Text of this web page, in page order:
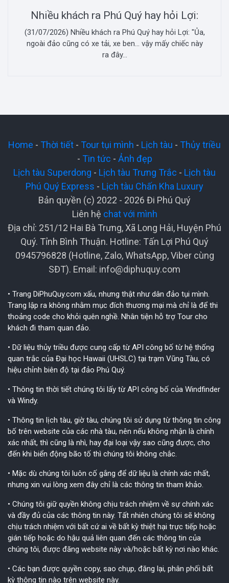
Nhiều khách ra Phú Quý hay hỏi Lợi:
(31/07/2026) Nhiều khách ra Phú Quý hay hỏi Lợi: "Ủa,
ngoài đảo cũng có xe tải, xe ben... vậy mấy chiếc này
ra đây...
Home - Thời tiết - Tour tụi mình - Lịch tàu - Thủy triều
- Tin tức - Ảnh đẹp
Lịch tàu Superdong - Lịch tàu Trưng Trắc - Lịch tàu
Phú Quý Express - Lịch tàu Chấn Kha Luxury
Bản quyền (c) 2022 - 2026 Đi Phú Quý
Liên hệ chat với mình
Địa chỉ: 251/12 Hai Bà Trưng, Xã Long Hải, Huyện Phú
Quý. Tỉnh Bình Thuận. Hotline: Tấn Lợi Phú Quý
0945796828 (Hotline, Zalo, WhatsApp, Viber cùng
SĐT). Email: info@diphuquy.com
• Trang DiPhuQuy.com xấu, nhưng thật như dân đảo tụi mình.
Trang lập ra không nhằm mục đích thương mại mà chỉ là để thi
thoảng code cho khỏi quên nghề. Nhân tiện hỗ trợ Tour cho
khách đi tham quan đảo.
• Dữ liệu thủy triều được cung cấp từ API công bố từ hệ thống
quan trắc của Đại học Hawaii (UHSLC) tại trạm Vũng Tàu, có
hiệu chỉnh biên độ tại đảo Phú Quý.
• Thông tin thời tiết chúng tôi lấy từ API công bố của Windfinder
và Windy.
• Thông tin lịch tàu, giờ tàu, chúng tôi sử dụng từ thông tin công
bố trên website của các nhà tàu, nên nếu không nhận là chính
xác nhất, thì cũng là nhì, hay đại loại vậy sao cũng được, cho
đến khi biển động bão tố thì chúng tôi không chắc.
• Mặc dù chúng tôi luôn cố gắng để dữ liệu là chính xác nhất,
nhưng xin vui lòng xem đây chỉ là các thông tin tham khảo.
• Chúng tôi giữ quyền không chịu trách nhiệm về sự chính xác
và đầy đủ của các thông tin này. Tất nhiên chúng tôi sẽ không
chịu trách nhiệm với bất cứ ai về bất kỳ thiệt hại trực tiếp hoặc
gián tiếp hoặc do hậu quả liên quan đến các thông tin của
chúng tôi, được đăng website này và/hoặc bất kỳ nơi nào khác.
• Các bạn được quyền copy, sao chụp, đăng lại, phân phối bất
kỳ thông tin nào trên website này.